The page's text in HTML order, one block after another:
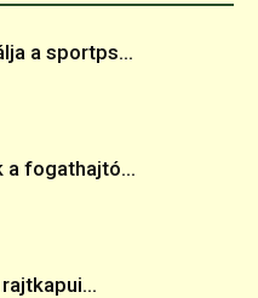
a sportps...
a fogathajtó...